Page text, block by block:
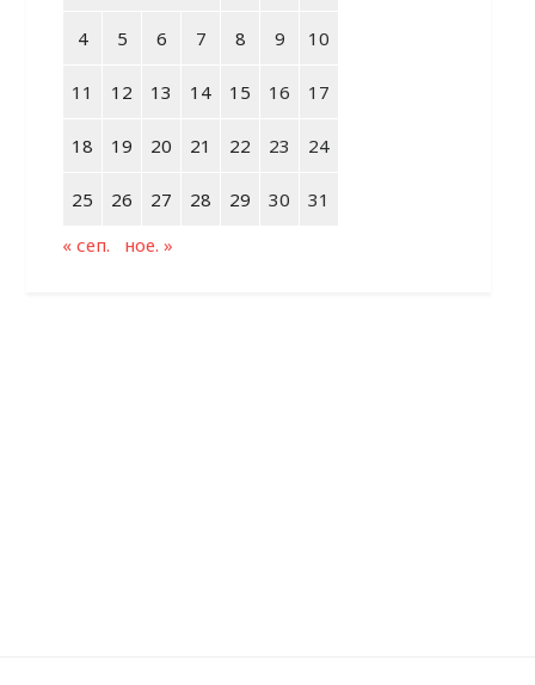
4 5 6 7 8 9 10
11 12 13 14 15 16 17
18 19 20 21 22 23 24
25 26 27 28 29 30
31
« сеп.
ное. »